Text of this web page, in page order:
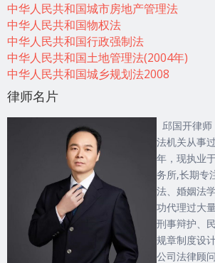
中华人民共和国城市房地产管理法
中华人民共和国物权法
中华人民共和国行政强制法
中华人民共和国土地管理法(2004年)
中华人民共和国城乡规划法2008
律师名片
邱国开律师
法机关从事
年，现执业
务所,长期专
法、婚姻法
功代理过大
刑事辩护、
规章制度设
公司法律顾问